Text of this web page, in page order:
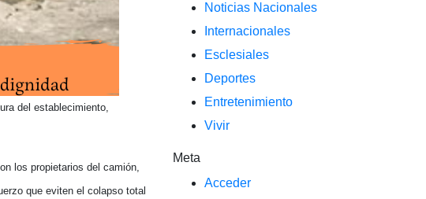
del establecimiento,
los propietarios del camión,
que eviten el colapso total
Noticias Nacionales
Internacionales
Esclesiales
Deportes
Entretenimiento
Vivir
Meta
Acceder